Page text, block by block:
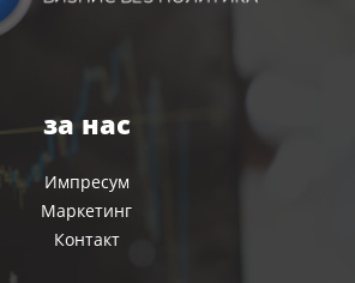
за нас
Импресум
Маркетинг
Контакт